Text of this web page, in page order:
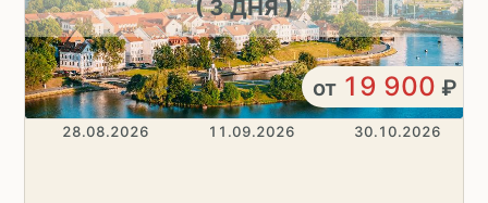
( 3 ДНЯ )
от 19 900 ₽
28.08.2026 11.09.2026 30.10.2026